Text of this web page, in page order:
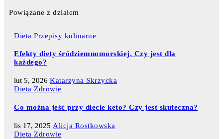
Powiązane z działem
Dieta Przepisy kulinarne
Efekty diety śródziemnomorskiej. Czy jest dla
każdego?
lut 5, 2026 Katarzyna Skrzycka
Dieta Zdrowie
Co można jeść przy diecie keto? Czy jest skuteczna?
lis 17, 2025 Alicja Rostkowska
Dieta Zdrowie